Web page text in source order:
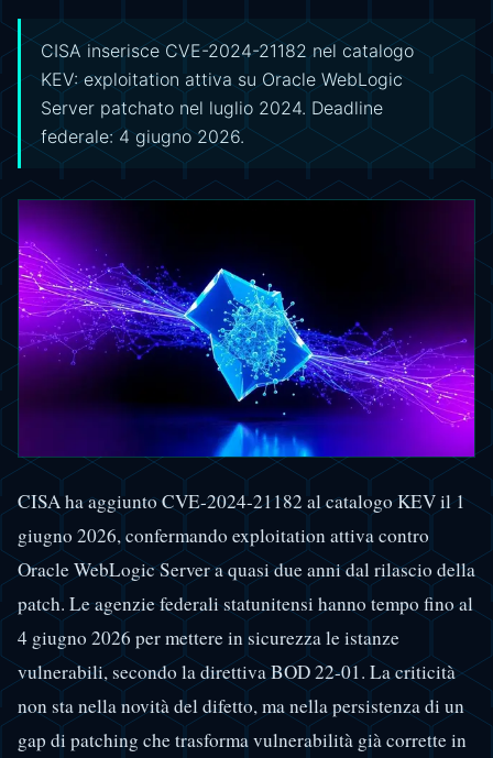
CISA inserisce CVE-2024-21182 nel catalogo
KEV: exploitation attiva su Oracle WebLogic
Server patchato nel luglio 2024. Deadline
federale: 4 giugno 2026.
CISA ha aggiunto CVE-2024-21182 al catalogo KEV il 1
giugno 2026, confermando exploitation attiva contro
Oracle WebLogic Server a quasi due anni dal rilascio della
patch. Le agenzie federali statunitensi hanno tempo fino al
4 giugno 2026 per mettere in sicurezza le istanze
vulnerabili, secondo la direttiva BOD 22-01. La criticità
non sta nella novità del difetto, ma nella persistenza di un
gap di patching che trasforma vulnerabilità già corrette in